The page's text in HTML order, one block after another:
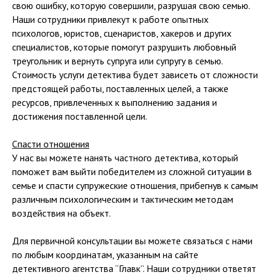
свою ошибку, которую совершили, разрушая свою семью.
Наши сотрудники привлекут к работе опытных
психологов, юристов, сценаристов, хакеров и других
специалистов, которые помогут разрушить любовный
треугольник и вернуть супруга или супругу в семью.
Стоимость услуги детектива будет зависеть от сложности
предстоящей работы, поставленных целей, а также
ресурсов, привлеченных к выполнению задания и
достижения поставленной цели.
Спасти отношения
У нас вы можете нанять частного детектива, который
поможет вам выйти победителем из сложной ситуации в
семье и спасти супружеские отношения, прибегнув к самым
различным психологическим и тактическим методам
воздействия на объект.
Для первичной консультации вы можете связаться с нами
по любым координатам, указанным на сайте
детективного агентства “Главк”. Наши сотрудники ответят
Вы можете задать вопрос или
оставить заявку с помощью
удобного Вам мессенджера.
ГЛАВНАЯ
УСЛУГИ И ЦЕНЫ
FAQ
ЛИЦЕНЗИИ